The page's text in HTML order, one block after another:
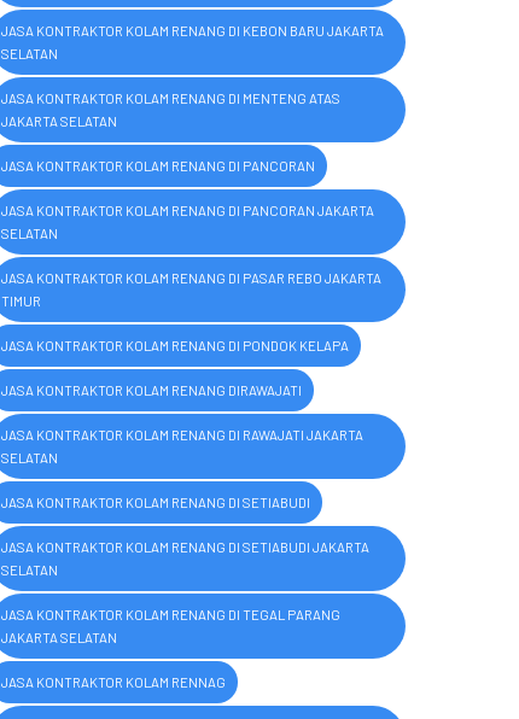
JASA KONTRAKTOR KOLAM RENANG DI KEBON BARU JAKARTA
SELATAN
JASA KONTRAKTOR KOLAM RENANG DI MENTENG ATAS
JAKARTA SELATAN
JASA KONTRAKTOR KOLAM RENANG DI PANCORAN
JASA KONTRAKTOR KOLAM RENANG DI PANCORAN JAKARTA
SELATAN
JASA KONTRAKTOR KOLAM RENANG DI PASAR REBO JAKARTA
TIMUR
JASA KONTRAKTOR KOLAM RENANG DI PONDOK KELAPA
JASA KONTRAKTOR KOLAM RENANG DIRAWAJATI
JASA KONTRAKTOR KOLAM RENANG DI RAWAJATI JAKARTA
SELATAN
JASA KONTRAKTOR KOLAM RENANG DI SETIABUDI
JASA KONTRAKTOR KOLAM RENANG DI SETIABUDI JAKARTA
SELATAN
JASA KONTRAKTOR KOLAM RENANG DI TEGAL PARANG
JAKARTA SELATAN
JASA KONTRAKTOR KOLAM RENNAG